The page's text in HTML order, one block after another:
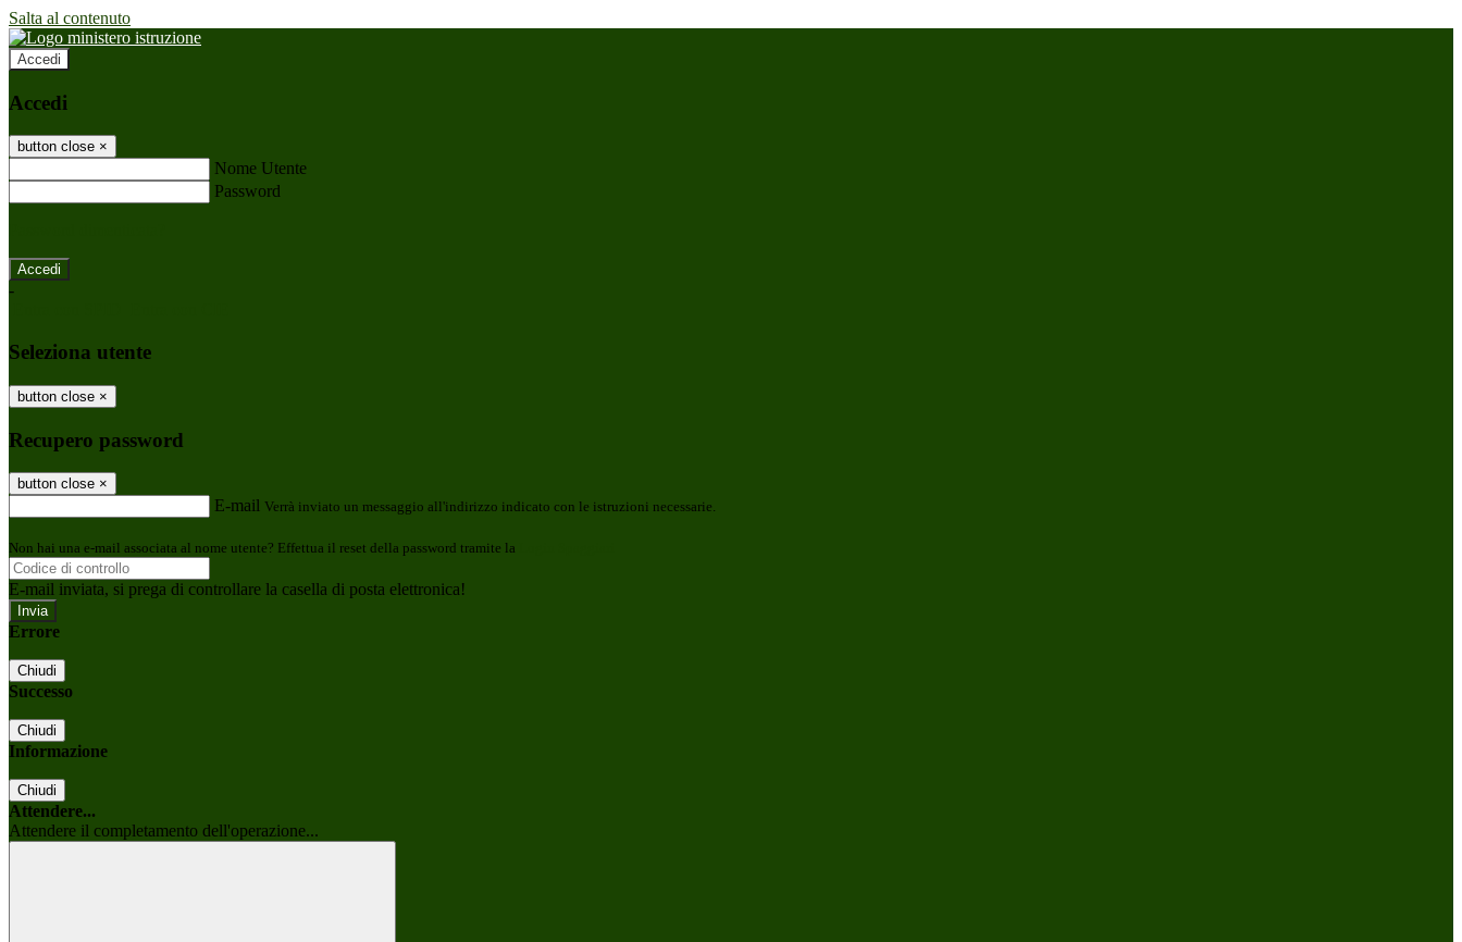
Salta al contenuto
Accedi
Accedi
button close ×
Nome Utente
Password
-
Seleziona utente
button close ×
Recupero password
button close ×
E-mail Verrà inviato un messaggio all'indirizzo indicato con le istruzioni necessarie.
Non hai una e-mail associata al nome utente? Effettua il reset della password tramite la
E-mail inviata, si prega di controllare la casella di posta elettronica!
Errore
Chiudi
Successo
Chiudi
Informazione
Chiudi
Attendere...
Attendere il completamento dell'operazione...